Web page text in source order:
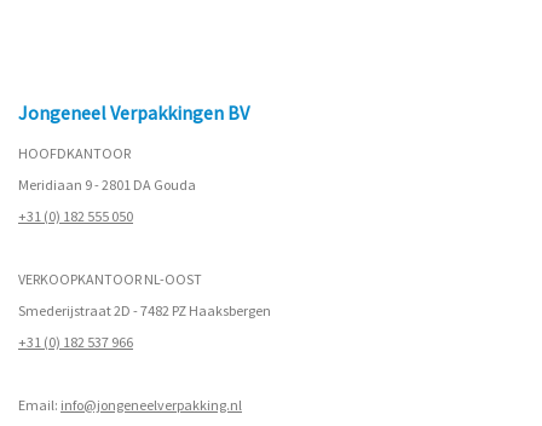
Jongeneel Verpakkingen BV
HOOFDKANTOOR
Meridiaan 9 - 2801 DA Gouda
+31 (0) 182 555 050
VERKOOPKANTOOR NL-OOST
Smederijstraat 2D - 7482 PZ Haaksbergen
+31 (0) 182 537 966
Email: info@jongeneelverpakking.nl